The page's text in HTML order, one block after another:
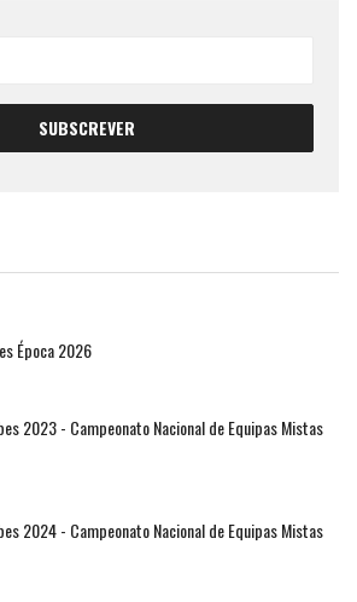
Época 2026
2023 - Campeonato Nacional de Equipas Mistas
2024 - Campeonato Nacional de Equipas Mistas